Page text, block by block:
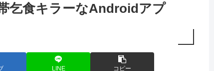
乞食キラーなAndroidアプ
LINE コピー